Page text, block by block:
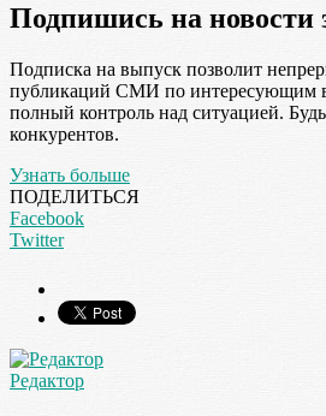
Подпишись на новости
Подписка на выпуск позволит
публикаций СМИ по интересующим
полный контроль над ситуацией.
конкурентов.
Узнать больше
ПОДЕЛИТЬСЯ
Facebook
Twitter
Редактор